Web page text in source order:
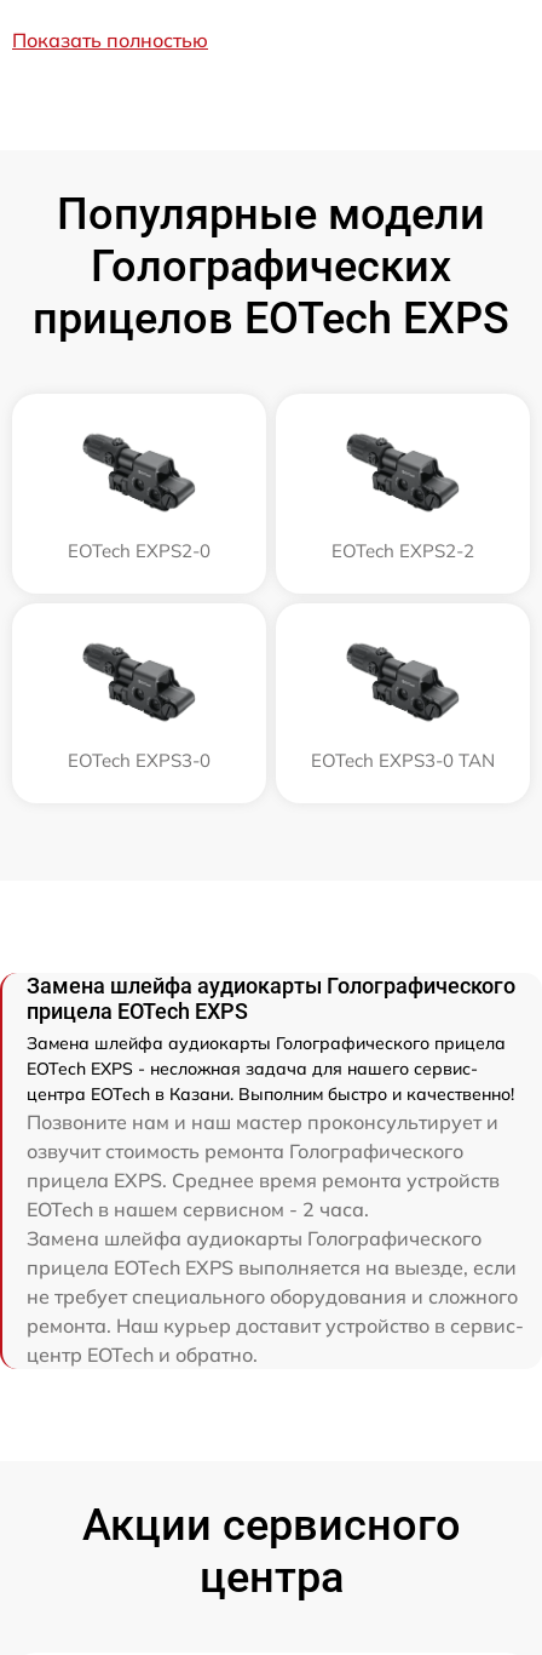
Показать полностью
Популярные модели
Голографических
прицелов EOTech EXPS
EOTech EXPS2-0 EOTech EXPS2-2
EOTech EXPS3-0 EOTech EXPS3-0 TAN
Замена шлейфа аудиокарты Голографического
прицела EOTech EXPS
Замена шлейфа аудиокарты Голографического прицела
EOTech EXPS - несложная задача для нашего сервис-
центра EOTech в Казани. Выполним быстро и качественно!
Позвоните нам и наш мастер проконсультирует и
озвучит стоимость ремонта Голографического
прицела EXPS. Среднее время ремонта устройств
EOTech в нашем сервисном - 2 часа.
Замена шлейфа аудиокарты Голографического
прицела EOTech EXPS выполняется на выезде, если
не требует специального оборудования и сложного
ремонта. Наш курьер доставит устройство в сервис-
центр EOTech и обратно.
Акции сервисного
центра